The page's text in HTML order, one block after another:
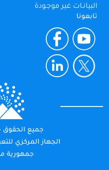
البيانـات غير موجـودة
تابعونا
جميع الحقوق
الجهاز المركزي
جمهورية